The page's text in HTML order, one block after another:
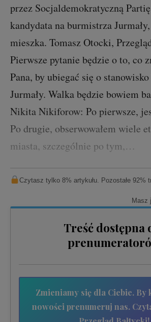
przez Socjaldemokratyczną
kandydata na burmistrza
mieszka. Tomasz Otocki,
Pierwsze pytanie będzie o to, co
Pana, by ubiegać się o
Jurmały. Walka będzie bowiem
Nikita Nikiforow: Po pierwsze,
Po drugie, obserwowałem wiele
miasta, szczególnie po tym,…
Czytasz tylko 8% artykułu. Pozostałe 92%
Masz
Treść dostępna
Zmieniamy się dla Ciebie. By
nowości prenumeruj nas.